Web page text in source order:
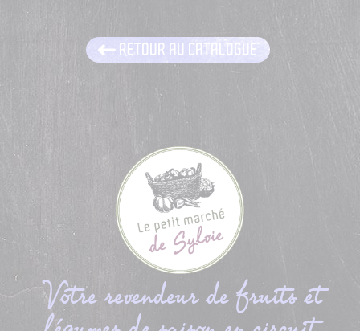
RETOUR AU CATALOGUE
Votre revendeur de fruits et